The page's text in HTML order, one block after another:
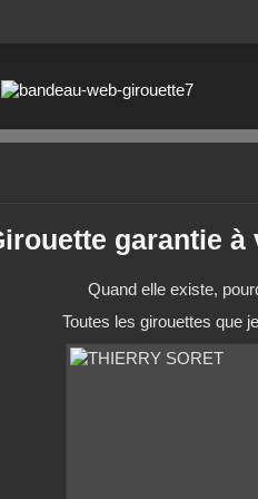
garantie à
Quand elle existe,
Toutes les girouettes que